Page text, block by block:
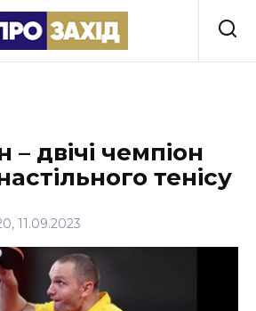
– двічі чемпіон
тенісу
11.09.2023